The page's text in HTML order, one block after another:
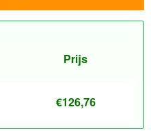
Prijs
€126,76